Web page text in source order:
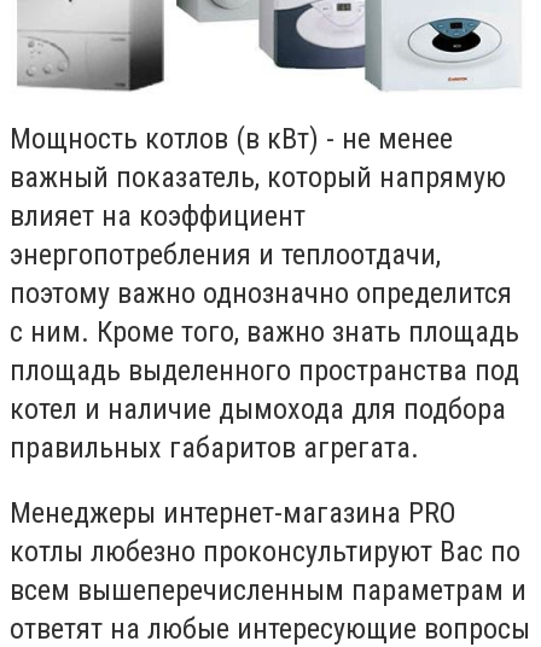
Мощность котлов (в кВт) - не менее
важный показатель, который напрямую
влияет на коэффициент
энергопотребления и теплоотдачи,
поэтому важно однозначно определится
с ним. Кроме того, важно знать площадь
площадь выделенного пространства под
котел и наличие дымохода для подбора
правильных габаритов агрегата.
Менеджеры интернет-магазина PRO
котлы любезно проконсультируют Вас по
всем вышеперечисленным параметрам и
ответят на любые интересующие вопросы